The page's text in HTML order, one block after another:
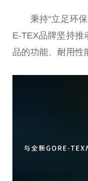
秉持“立足环
E-TEX品牌坚持推
品的功能、耐用性